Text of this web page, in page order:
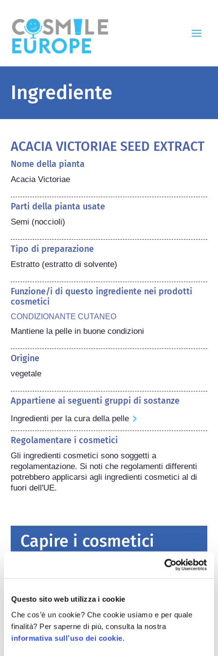
Questo sito web utilizza i cookie
Che cos’è un cookie? Che cookie usiamo e per quale
finalità? Per saperne di più, consulta la nostra
informativa sull’uso dei cookie.
Ingrediente
ACACIA VICTORIAE SEED EXTRACT
Nome della pianta
Acacia Victoriae
Parti della pianta usate
Semi (noccioli)
Tipo di preparazione
Estratto (estratto di solvente)
Funzione/i di questo ingrediente nei prodotti
cosmetici
CONDIZIONANTE CUTANEO
Mantiene la pelle in buone condizioni
Origine
vegetale
Appartiene ai seguenti gruppi di sostanze
Ingredienti per la cura della pelle
Regolamentare i cosmetici
Gli ingredienti cosmetici sono soggetti a
regolamentazione. Si noti che regolamenti differenti
potrebbero applicarsi agli ingredienti cosmetici al di
fuori dell'UE.
Capire i cosmetici
Leggi severe garantiscono che i cosmetici e i
prodotti per l’igiene personale venduti
nell’Unione europea siano sicuri da usare per
le persone. Le aziende e le autorità di
regolamentazione nazionali ed europee
leggi di più
Cosa dovrei sapere sugli interferenti